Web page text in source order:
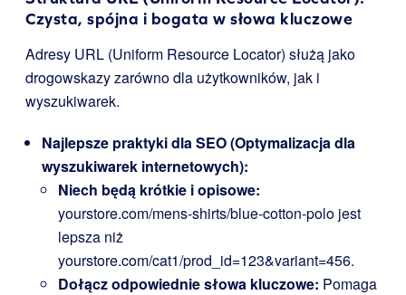
Czysta, spójna i bogata w słowa kluczowe
Adresy URL (Uniform Resource Locator) służą jako
drogowskazy zarówno dla użytkowników, jak i
wyszukiwarek.
Najlepsze praktyki dla SEO (Optymalizacja dla
wyszukiwarek internetowych):
Niech będą krótkie i opisowe:
yourstore.com/mens-shirts/blue-cotton-polo jest
lepsza niż
yourstore.com/cat1/prod_id=123&variant=456.
Dołącz odpowiednie słowa kluczowe: Pomaga